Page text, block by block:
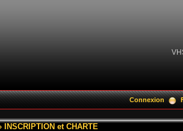
Connexion
INSCRIPTION et CHARTE